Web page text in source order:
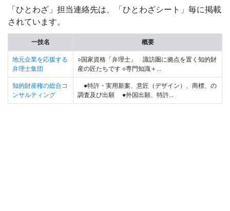
「ひとわざ」担当連絡先は、「ひとわざシート」毎に掲載
されています。
一技名 概要
地元企業を応援する
弁理士集団
○国家資格「弁理士」 諏訪圏に拠点を置く知的財
産の匠たちです ○専門知識＋...
知的財産権の総合コ
ンサルティング
●特許・実用新案、意匠（デザイン）、商標、の
調査及び出願 ●外国出願、特許...